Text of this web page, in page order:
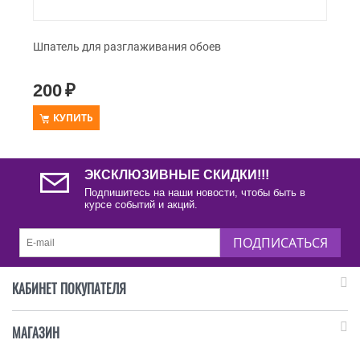
Шпатель для разглаживания обоев
200₽
КУПИТЬ
ЭКСКЛЮЗИВНЫЕ СКИДКИ!!!
Подпишитесь на наши новости, чтобы быть в
курсе событий и акций.
ПОДПИСАТЬСЯ
КАБИНЕТ ПОКУПАТЕЛЯ
МАГАЗИН